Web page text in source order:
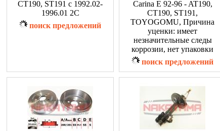
CT190, ST191 с 1992.02-
1996.01 2C
поиск предложений
Carina E 92-96 - AT190,
CT190, ST191,
TOYOGOMU, Причина
уценки: имеет
незначительные следы
коррозии, нет упаковки
поиск предложений